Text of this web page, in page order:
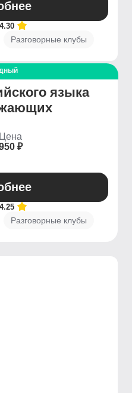
Разговорные клубы
языка
Цена
₽
Разговорные клубы